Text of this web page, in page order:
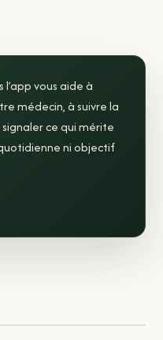
l’app vous aide à
médecin, à suivre la
ce qui mérite
ni objectif